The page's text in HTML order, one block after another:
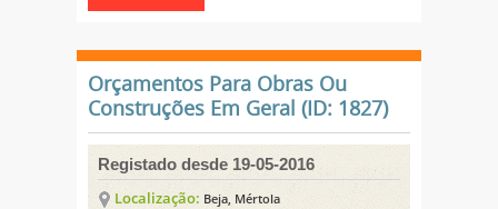
Orçamentos Para Obras Ou
Construções Em Geral (ID: 1827)
Registado desde 19-05-2016
Localização: Beja, Mértola